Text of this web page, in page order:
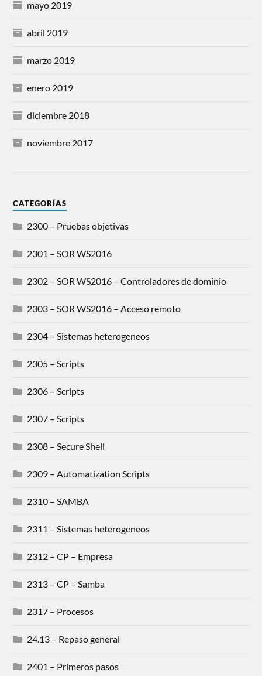
mayo 2019
abril 2019
marzo 2019
enero 2019
diciembre 2018
noviembre 2017
CATEGORÍAS
2300 – Pruebas objetivas
2301 – SOR WS2016
2302 – SOR WS2016 – Controladores de dominio
2303 – SOR WS2016 – Acceso remoto
2304 – Sistemas heterogeneos
2305 – Scripts
2306 – Scripts
2307 – Scripts
2308 – Secure Shell
2309 – Automatization Scripts
2310 – SAMBA
2311 – Sistemas heterogeneos
2312 – CP – Empresa
2313 – CP – Samba
2317 – Procesos
24.13 – Repaso general
2401 – Primeros pasos